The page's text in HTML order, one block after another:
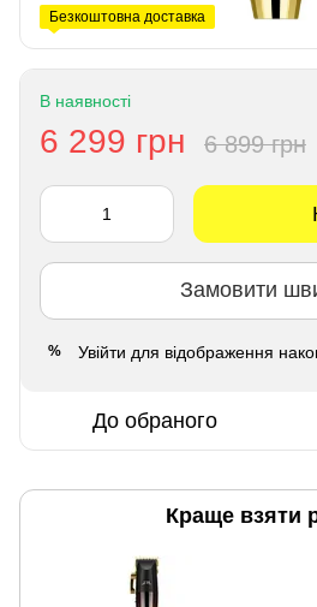
Безкоштовна доставка
В наявності
6 299 грн 6 899 грн
Замовити
% Увійти для відображення
До обраного
Краще взяти